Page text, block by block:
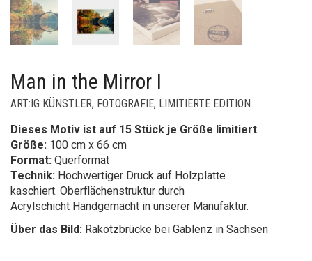
Man in the Mirror I
ART:IG KÜNSTLER, FOTOGRAFIE, LIMITIERTE EDITION
Dieses Motiv ist auf 15 Stück je Größe limitiert
Größe: 100 cm x 66 cm
Format: Querformat
Technik: Hochwertiger Druck auf Holzplatte
kaschiert. Oberflächenstruktur durch
Acrylschicht Handgemacht in unserer Manufaktur.
Über das Bild: Rakotzbrücke bei Gablenz in Sachsen